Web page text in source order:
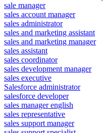
sale manager
sales account manager
sales administrator
sales and marketing assistant
sales and marketing manager
sales assistant
sales coordinator
sales development manager
sales executive
Salesforce administrator
salesforce developer
sales manager english
sales representative
sales support manager